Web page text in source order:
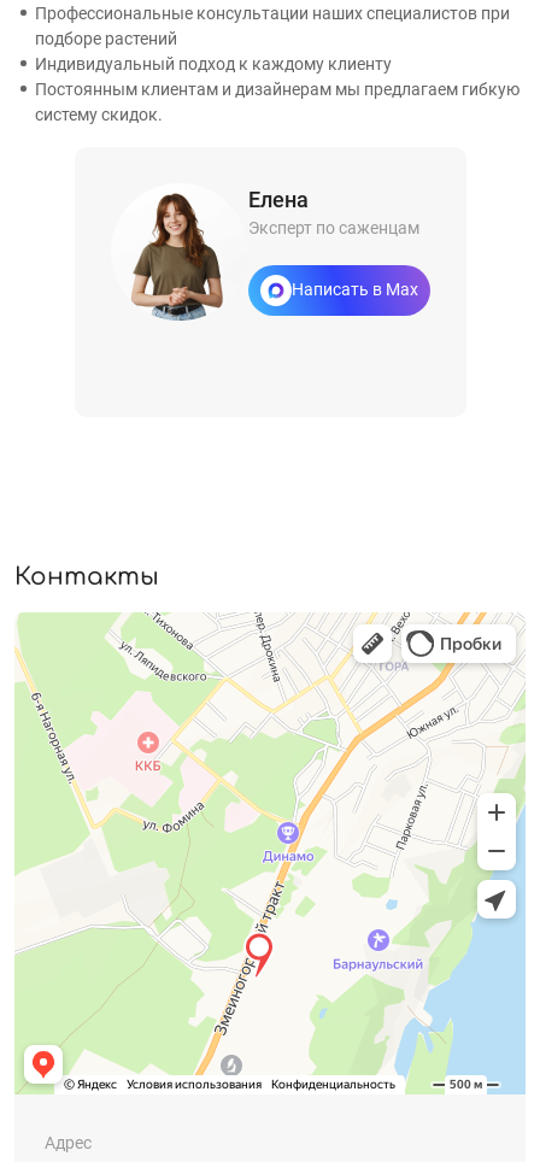
Профессиональные консультации наших специалистов при
подборе растений
Индивидуальный подход к каждому клиенту
Постоянным клиентам и дизайнерам мы предлагаем гибкую
систему скидок.
Елена
Эксперт по саженцам
Написать в Max
Контакты
Адрес